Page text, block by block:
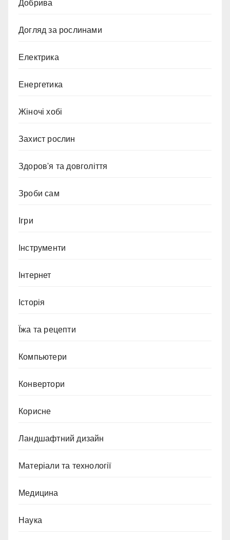
Добрива
Догляд за рослинами
Електрика
Енергетика
Жіночі хобі
Захист рослин
Здоров'я та довголіття
Зроби сам
Ігри
Інструменти
Інтернет
Історія
Їжа та рецепти
Компьютери
Конвертори
Корисне
Ландшафтний дизайн
Матеріали та технології
Медицина
Наука